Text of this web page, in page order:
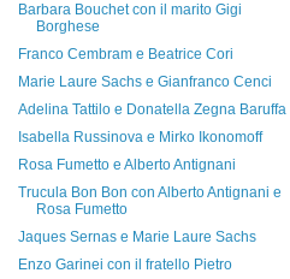
Barbara Bouchet con il marito Gigi
Borghese
Franco Cembram e Beatrice Cori
Marie Laure Sachs e Gianfranco Cenci
Adelina Tattilo e Donatella Zegna Baruffa
Isabella Russinova e Mirko Ikonomoff
Rosa Fumetto e Alberto Antignani
Trucula Bon Bon con Alberto Antignani e
Rosa Fumetto
Jaques Sernas e Marie Laure Sachs
Enzo Garinei con il fratello Pietro